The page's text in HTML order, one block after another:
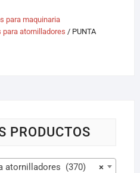
para maquinaria
atornilladores / PUNTA
PRODUCTOS
×
atornilladores (370)